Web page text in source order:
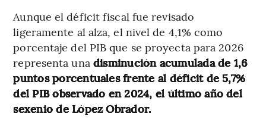
Aunque el déficit fiscal fue revisado
ligeramente al alza, el nivel de 4,1% como
porcentaje del PIB que se proyecta para 2026
representa una disminución acumulada de 1,6
puntos porcentuales frente al déficit de 5,7%
del PIB observado en 2024, el último año del
sexenio de López Obrador.